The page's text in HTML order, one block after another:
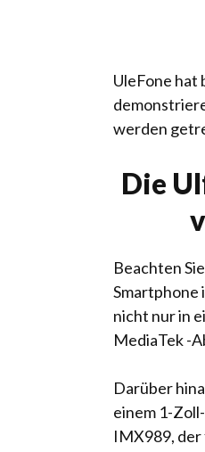
UleFone hat
werden
Die
Beachten
Smartphone
nicht nur in
MediaTek -
Darüber
einem 1-
IMX989, der